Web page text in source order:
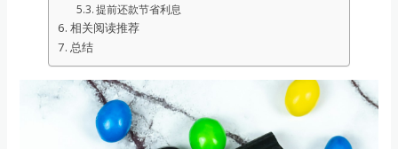
提前还款节省利息
相关阅读推荐
总结